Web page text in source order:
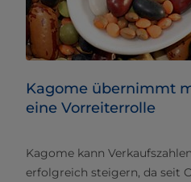
Kagome übernimmt
eine Vorreiterrolle
Kagome kann
erfolgreich steigern, da seit